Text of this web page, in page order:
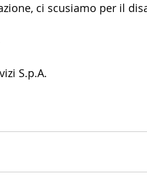
ci scusiamo per il
S.p.A.